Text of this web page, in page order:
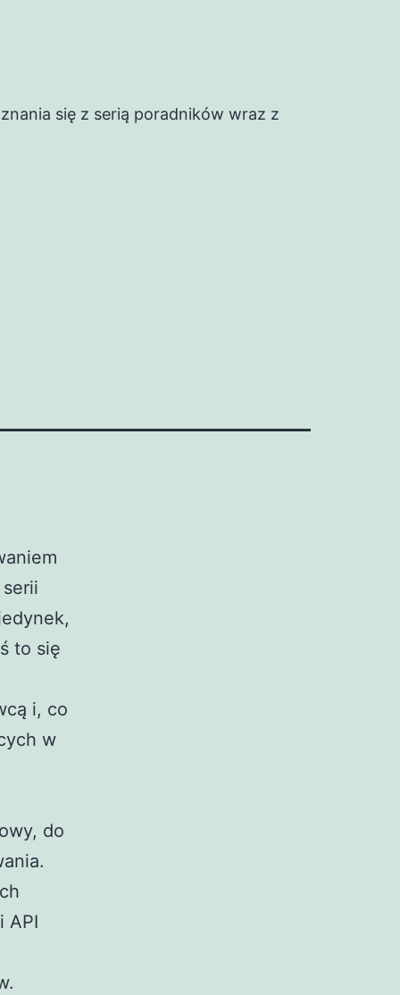
się z serią poradników wraz z
to się
i, co
w
do
API